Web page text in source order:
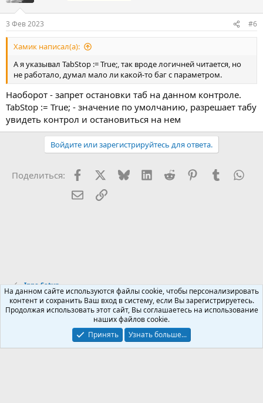
3 Фев 2023 #6
Хамик написал(а):
А я указывал TabStop := True;, так вроде логичней читается, но
не работало, думал мало ли какой-то баг с параметром.
Наоборот - запрет остановки таб на данном контроле.
TabStop := True; - значение по умолчанию, разрешает табу
увидеть контрол и остановиться на нем
Войдите или зарегистрируйтесь для ответа.
Поделиться: FacebookX (Twitter)
BlueskyLinkedInReddit PinterestTumblr
Электронная почта
Ссылка
Inno Setup
Russian (RU)
Условия и правила
Политика конфиденциальности
Помощь
На данном сайте используются файлы cookie, чтобы персонализировать
контент и сохранить Ваш вход в систему, если Вы зарегистрируетесь.
Продолжая использовать этот сайт, Вы соглашаетесь на использование
наших файлов cookie.
Принять
Узнать больше...